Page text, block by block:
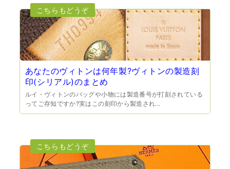
（大阪府門真市）他店ではメール見積もりの時点で数千
円〜1万程度の見積もりでしたが、こちらのメールでの見積
もりは倍以上ちがうので利用させて頂きました。 対応も丁
寧で良かったです。
なく安心して任せられました。 ありがとうございます。
あなたのヴィトンは何年製?ヴィトンの製造刻
印(シリアル)のまとめ
ルイ・ヴィトンのバッグや小物には製造番号が打刻されている
ってご存知ですか?実はこの刻印から製造され...